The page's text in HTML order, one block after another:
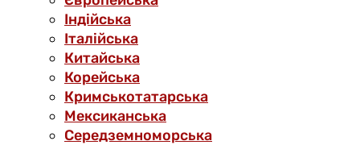
Індійська
Італійська
Китайська
Корейська
Кримськотатарська
Мексиканська
Середземноморська